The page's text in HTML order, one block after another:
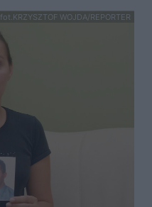
fot.KRZYSZTOF WOJDA/REPORTER